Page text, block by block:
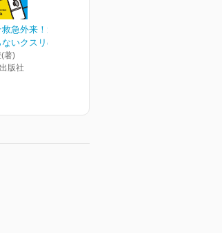
急外来！迷わな
いクスリの本
著)
版社